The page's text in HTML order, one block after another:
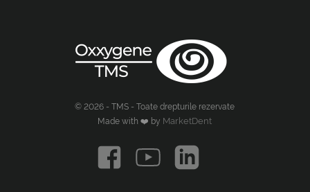
© 2026 - TMS - Toate drepturile rezervate
Made with ❤️ by MarketDent